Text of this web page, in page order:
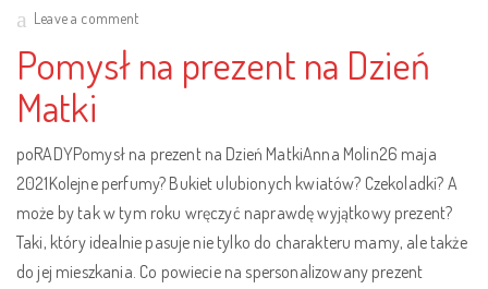
Leave a comment
Pomysł na prezent na Dzień
Matki
poRADYPomysł na prezent na Dzień MatkiAnna Molin26 maja
2021Kolejne perfumy? Bukiet ulubionych kwiatów? Czekoladki? A
może by tak w tym roku wręczyć naprawdę wyjątkowy prezent?
Taki, który idealnie pasuje nie tylko do charakteru mamy, ale także
do jej mieszkania. Co powiecie na spersonalizowany prezent